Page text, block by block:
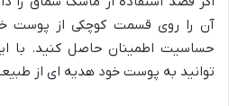
آن را روی قسمت کوچکی از پوست
حساسیت اطمینان حاصل کنید. با
توانید به پوست خود هدیه ای از